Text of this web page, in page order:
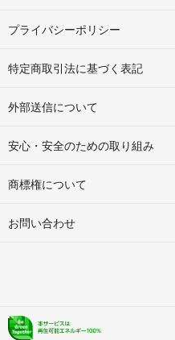
プライバシーポリシー
特定商取引法に基づく表記
外部送信について
安心・安全のための取り組み
商標権について
お問い合わせ